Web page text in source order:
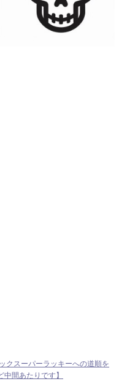
クスーパーラッキーへの道順を
間あたりです】